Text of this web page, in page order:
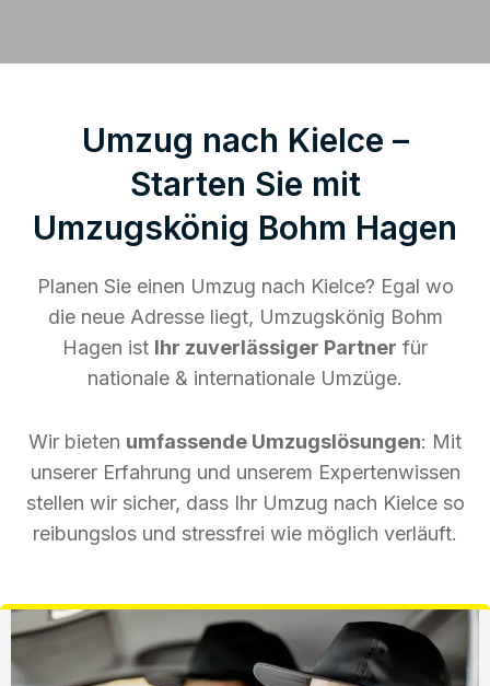
Umzug nach Kielce –
Starten Sie mit
Umzugskönig Bohm Hagen
Planen Sie einen Umzug nach Kielce? Egal wo
die neue Adresse liegt, Umzugskönig Bohm
Hagen ist Ihr zuverlässiger Partner für
nationale & internationale Umzüge.
Wir bieten umfassende Umzugslösungen: Mit
unserer Erfahrung und unserem Expertenwissen
stellen wir sicher, dass Ihr Umzug nach Kielce so
reibungslos und stressfrei wie möglich verläuft.